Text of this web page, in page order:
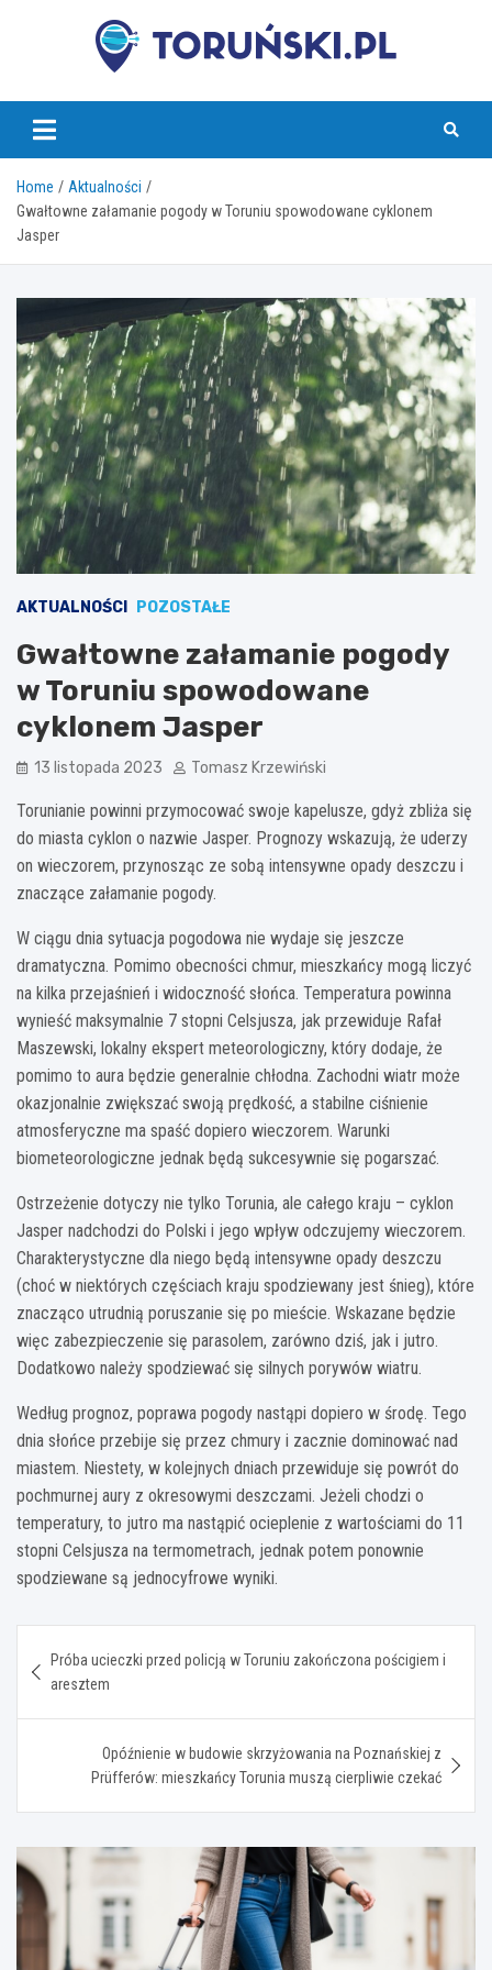
torunski.pl
Home
Aktualności
Gwałtowne załamanie pogody w Toruniu spowodowane cyklonem
Jasper
AKTUALNOŚCI POZOSTAŁE
Gwałtowne załamanie pogody
w Toruniu spowodowane
cyklonem Jasper
13 listopada 2023 Tomasz Krzewiński
Torunianie powinni przymocować swoje kapelusze, gdyż zbliża się
do miasta cyklon o nazwie Jasper. Prognozy wskazują, że uderzy
on wieczorem, przynosząc ze sobą intensywne opady deszczu i
znaczące załamanie pogody.
W ciągu dnia sytuacja pogodowa nie wydaje się jeszcze
dramatyczna. Pomimo obecności chmur, mieszkańcy mogą liczyć
na kilka przejaśnień i widoczność słońca. Temperatura powinna
wynieść maksymalnie 7 stopni Celsjusza, jak przewiduje Rafał
Maszewski, lokalny ekspert meteorologiczny, który dodaje, że
pomimo to aura będzie generalnie chłodna. Zachodni wiatr może
okazjonalnie zwiększać swoją prędkość, a stabilne ciśnienie
atmosferyczne ma spaść dopiero wieczorem. Warunki
biometeorologiczne jednak będą sukcesywnie się pogarszać.
Ostrzeżenie dotyczy nie tylko Torunia, ale całego kraju – cyklon
Jasper nadchodzi do Polski i jego wpływ odczujemy wieczorem.
Charakterystyczne dla niego będą intensywne opady deszczu
(choć w niektórych częściach kraju spodziewany jest śnieg), które
znacząco utrudnią poruszanie się po mieście. Wskazane będzie
więc zabezpieczenie się parasolem, zarówno dziś, jak i jutro.
Dodatkowo należy spodziewać się silnych porywów wiatru.
Według prognoz, poprawa pogody nastąpi dopiero w środę. Tego
dnia słońce przebije się przez chmury i zacznie dominować nad
miastem. Niestety, w kolejnych dniach przewiduje się powrót do
pochmurnej aury z okresowymi deszczami. Jeżeli chodzi o
temperatury, to jutro ma nastąpić ocieplenie z wartościami do 11
stopni Celsjusza na termometrach, jednak potem ponownie
spodziewane są jednocyfrowe wyniki.
wpisu
Próba ucieczki przed policją w Toruniu zakończona pościgiem i
aresztem
Opóźnienie w budowie skrzyżowania na Poznańskiej z
Prüfferów: mieszkańcy Torunia muszą cierpliwie czekać